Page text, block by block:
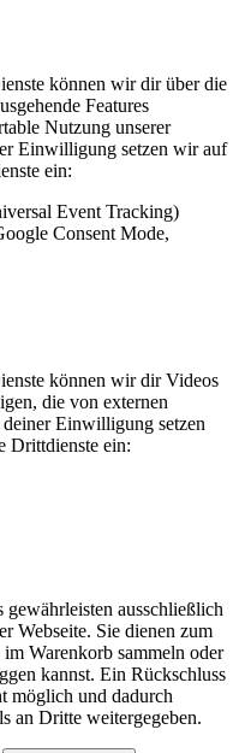
können wir dir über die
Features
Nutzung unserer
Einwilligung setzen wir auf
ein:
Event Tracking)
Consent Mode,
können wir dir Videos
die von externen
Einwilligung setzen
Drittdienste ein:
ausschließlich
Webseite. Sie dienen zum
Warenkorb sammeln oder
kannst. Ein Rückschluss
möglich und dadurch
an Dritte weitergegeben.